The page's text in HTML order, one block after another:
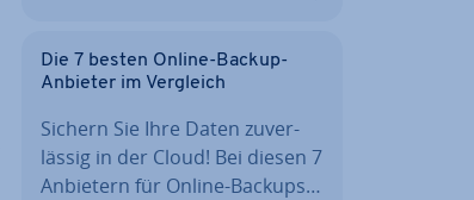
Die 7 besten Online-Backup-
Anbieter im Vergleich
Sichern Sie Ihre Daten zu­ver­
läs­sig in der Cloud! Bei diesen 7
Anbietern für Online-Backups…